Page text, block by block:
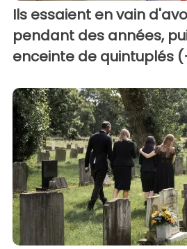
Ils essaient en vain
pendant des années,
enceinte de quintuplés